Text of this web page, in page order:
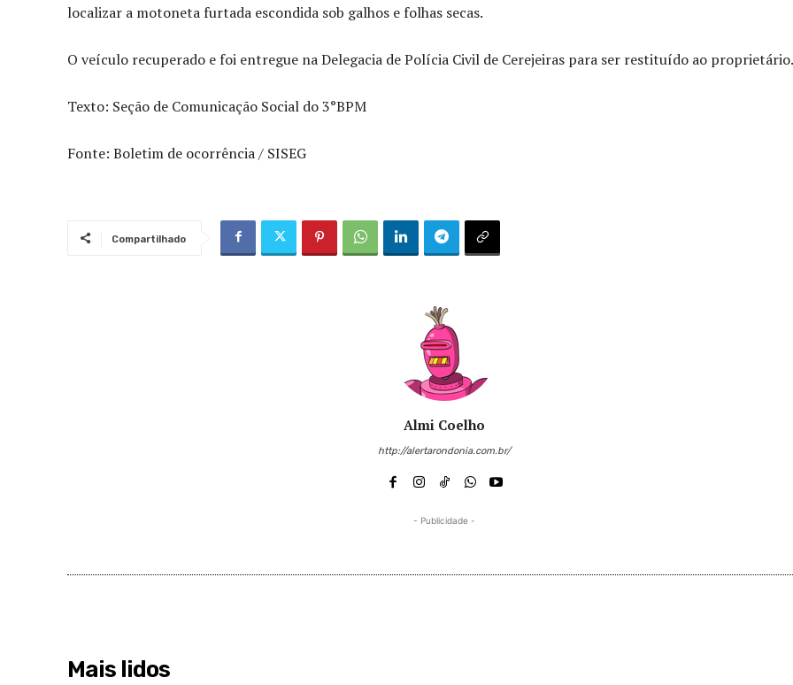
localizar a motoneta furtada escondida sob galhos e folhas secas.
O veículo recuperado e foi entregue na Delegacia de Polícia Civil de Cerejeiras para ser restituído ao proprietário.
Texto: Seção de Comunicação Social do 3°BPM
Fonte: Boletim de ocorrência / SISEG
Compartilhado
Almi Coelho
http://alertarondonia.com.br/
- Publicidade -
Mais lidos